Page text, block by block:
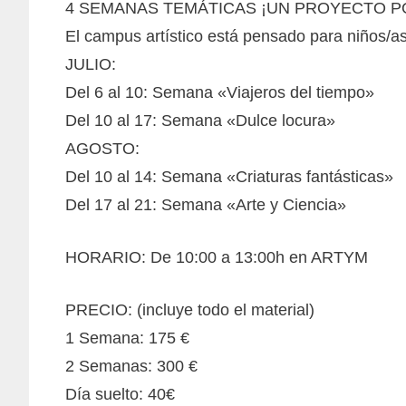
4 SEMANAS TEMÁTICAS ¡UN PROYECTO
El campus artístico está pensado para niños/
JULIO:
Del 6 al 10: Semana «Viajeros del tiempo»
Del 10 al 17: Semana «Dulce locura»
AGOSTO:
Del 10 al 14: Semana «Criaturas fantásticas»
Del 17 al 21: Semana «Arte y Ciencia»
HORARIO: De 10:00 a 13:00h en ARTYM
PRECIO: (incluye todo el material)
1 Semana: 175 €
2 Semanas: 300 €
Día suelto: 40€